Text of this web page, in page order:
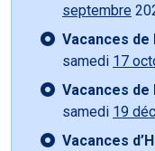
septembre
Vacances de
samedi 17
Vacances de
samedi 19
Vacances